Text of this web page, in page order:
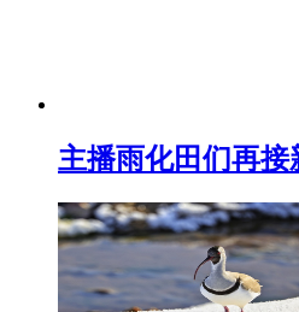
主播雨化田们再接